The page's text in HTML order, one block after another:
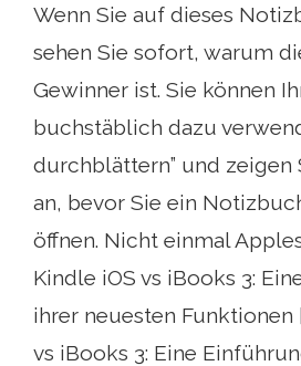
Wenn Sie auf dieses
sehen Sie sofort, warum
Gewinner ist. Sie können
buchstäblich dazu
durchblättern” und zeigen
an, bevor Sie ein
öffnen. Nicht einmal
Kindle iOS vs iBooks 3:
ihrer neuesten Funktionen
vs iBooks 3: Eine